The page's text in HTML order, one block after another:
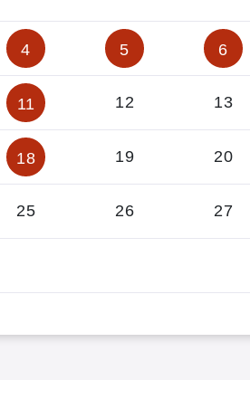
4 5 6
11 12 13
18 19 20
25 26 27